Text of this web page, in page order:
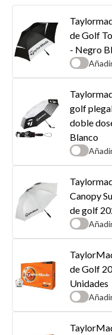
de Golf
- Negro
golf
doble
Blanco
Canopy
de golf
de Golf
Unidades